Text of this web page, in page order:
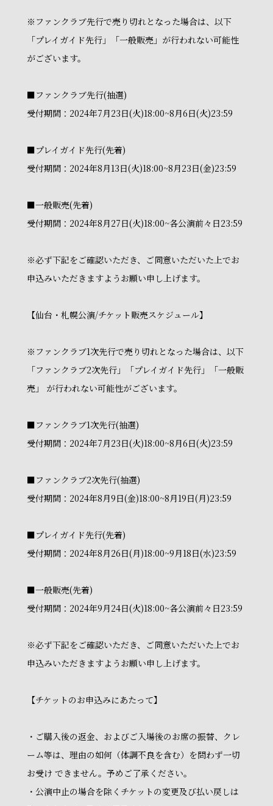
※ファンクラブ先行で売り切れとなった場合は、以下
「プレイガイド先行」「一般販売」が行われない可能性
がございます。
■ファンクラブ先行(抽選)
受付期間：2024年7月23日(火)18:00~8月6日(火)23:59
■プレイガイド先行(先着)
受付期間：2024年8月13日(火)18:00~8月23日(金)23:59
■一般販売(先着)
受付期間：2024年8月27日(火)18:00~各公演前々日23:59
※必ず下記をご確認いただき、ご同意いただいた上でお
申込みいただきますようお願い申し上げます。
【仙台・札幌公演/チケット販売スケジュール】
※ファンクラブ1次先行で売り切れとなった場合は、以下
「ファンクラブ2次先行」「プレイガイド先行」「一般販
売」 が行われない可能性がございます。
■ファンクラブ1次先行(抽選)
受付期間：2024年7月23日(火)18:00~8月6日(火)23:59
■ファンクラブ2次先行(抽選)
受付期間：2024年8月9日(金)18:00~8月19日(月)23:59
■プレイガイド先行(先着)
受付期間：2024年8月26日(月)18:00~9月18日(水)23:59
■一般販売(先着)
受付期間：2024年9月24日(火)18:00~各公演前々日23:59
※必ず下記をご確認いただき、ご同意いただいた上でお
申込みいただきますようお願い申し上げます。
【チケットのお申込みにあたって】
・ご購入後の返金、およびご入場後のお席の振替、クレ
ーム等は、理由の如何（体調不良を含む）を問わず一切
お受け できません。予めご了承ください。
・公演中止の場合を除くチケットの変更及び払い戻しは